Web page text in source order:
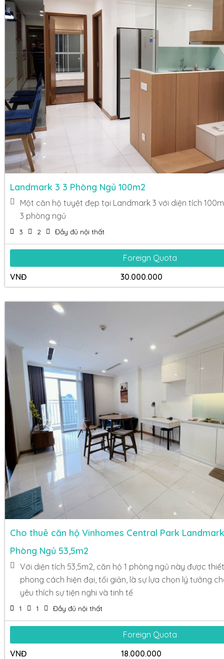
Landmark 3 3 Phòng Ngủ 100m2
Một căn hộ tuyệt đẹp tại Landmark 3 với diện tích
3 phòng ngủ
3 2 Đầy đủ nội thất
Foreign Quota
VNĐ
30.000.000
Cho thuê căn hộ Vinhomes Central Park
Phòng Ngủ 53,5m2
Với diện tích 53,5m2, căn hộ 1 phòng ngủ này được
phong cách hiện đại, tối giản, là sự lựa chọn lý tưởng
yêu thích sự tiện nghi và tinh tế
1 1 Đầy đủ nội thất
Foreign Quota
VNĐ
18.000.000